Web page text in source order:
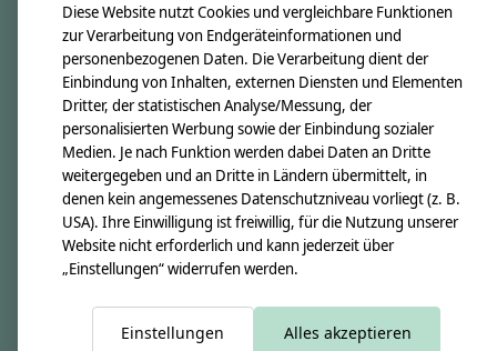
Nähkästchen
Unsere Stoffe
Impressum
Informationen
Kontakt
Versandkosten & Rücksendungen
Zahlungsarten
Widerrufsbelehrung
Diese Website nutzt Cookies und vergleichbare Funktionen
zur Verarbeitung von Endgeräteinformationen und
personenbezogenen Daten. Die Verarbeitung dient der
Einbindung von Inhalten, externen Diensten und Elementen
Dritter, der statistischen Analyse/Messung, der
personalisierten Werbung sowie der Einbindung sozialer
Medien. Je nach Funktion werden dabei Daten an Dritte
weitergegeben und an Dritte in Ländern übermittelt, in
denen kein angemessenes Datenschutzniveau vorliegt (z. B.
USA). Ihre Einwilligung ist freiwillig, für die Nutzung unserer
Website nicht erforderlich und kann jederzeit über
„Einstellungen“ widerrufen werden.
Einstellungen Alles akzeptieren